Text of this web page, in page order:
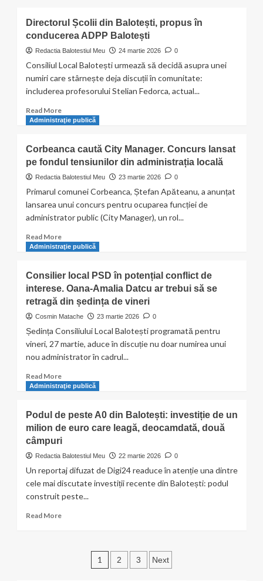
300
de
arbori
au
fost
astăzi
în
în
cadrul
organizate
cu
ocazia
„Săptămâna
Verde”.
Directorul Școlii din Balotești, propus în
conducerea ADPP Balotești
Redactia Balotestiul Meu 24 martie 2026 0
Consiliul Local Balotești urmează să decidă asupra unei
numiri care stârnește deja discuții în comunitate:
includerea profesorului Stelian Fedorca, actual...
Read MoreRead
more
Școlii
din
Balotești,
conducerea
ADPP
Administraţie publică
Corbeanca caută City Manager. Concurs lansat
pe fondul tensiunilor din administrația locală
Redactia Balotestiul Meu 23 martie 2026 0
Primarul comunei Corbeanca, Ștefan Apăteanu, a anunțat
lansarea unui concurs pentru ocuparea funcției de
administrator public (City Manager), un rol...
Read MoreRead
more
caută
City
Manager.
Concurs
pe
fondul
tensiunilor
administrația
locală
Administraţie publică
Consilier local PSD în potențial conflict de
interese. Oana-Amalia Datcu ar trebui să se
retragă din ședința de vineri
Cosmin Matache 23 martie 2026 0
Ședința Consiliului Local Balotești programată pentru
vineri, 27 martie, aduce în discuție nu doar numirea unui
nou administrator în cadrul...
Read MoreRead
more
local
PSD
în
potențial
de
interese.
Oana-
Datcu
Administraţie publică
Podul de peste A0 din Balotești: investiție de un
milion de euro care leagă, deocamdată, două
câmpuri
Redactia Balotestiul Meu 22 martie 2026 0
Un reportaj difuzat de Digi24 readuce în atenție una dintre
cele mai discutate investiții recente din Balotești: podul
construit peste...
Read MoreRead
Paginație
1 2 3 Next